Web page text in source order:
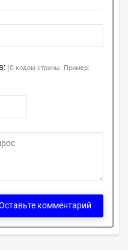
(С кодом страны. Пример:
комментарий